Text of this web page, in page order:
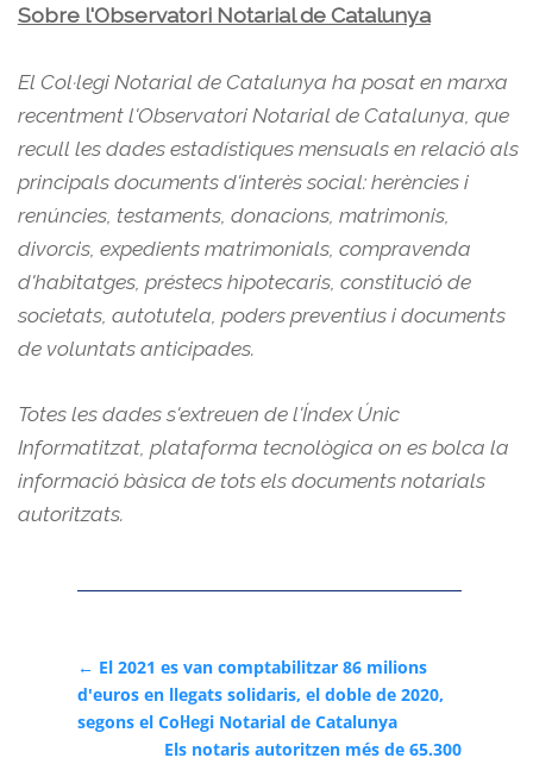
Sobre l'Observatori Notarial de Catalunya
El Col·legi Notarial de Catalunya ha posat en marxa
recentment l'Observatori Notarial de Catalunya, que
recull les dades estadístiques mensuals en relació als
principals documents d'interès social: herències i
renúncies, testaments, donacions, matrimonis,
divorcis, expedients matrimonials, compravenda
d'habitatges, préstecs hipotecaris, constitució de
societats, autotutela, poders preventius i documents
de voluntats anticipades.
Totes les dades s'extreuen de l'Índex Únic
Informatitzat, plataforma tecnològica on es bolca la
informació bàsica de tots els documents notarials
autoritzats.
← El 2021 es van comptabilitzar 86 milions
d'euros en llegats solidaris, el doble de 2020,
segons el Col·legi Notarial de Catalunya
Els notaris autoritzen més de 65.300